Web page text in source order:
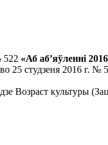
522 «Аб аб’яўленні
25 студзеня 2016
Возраст культуры